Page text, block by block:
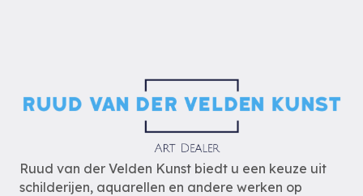
Ruud van der Velden Kunst biedt u een keuze uit
schilderijen, aquarellen en andere werken op